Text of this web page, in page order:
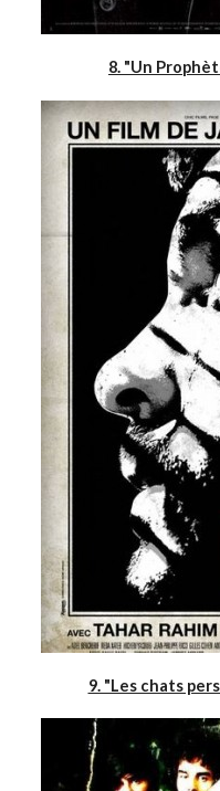
8. "Un
9. "Les chats